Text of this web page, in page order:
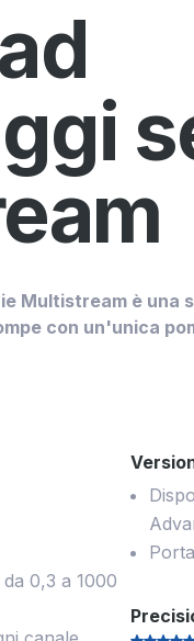
Multistream è una
con un'unica
0,3 a 1000